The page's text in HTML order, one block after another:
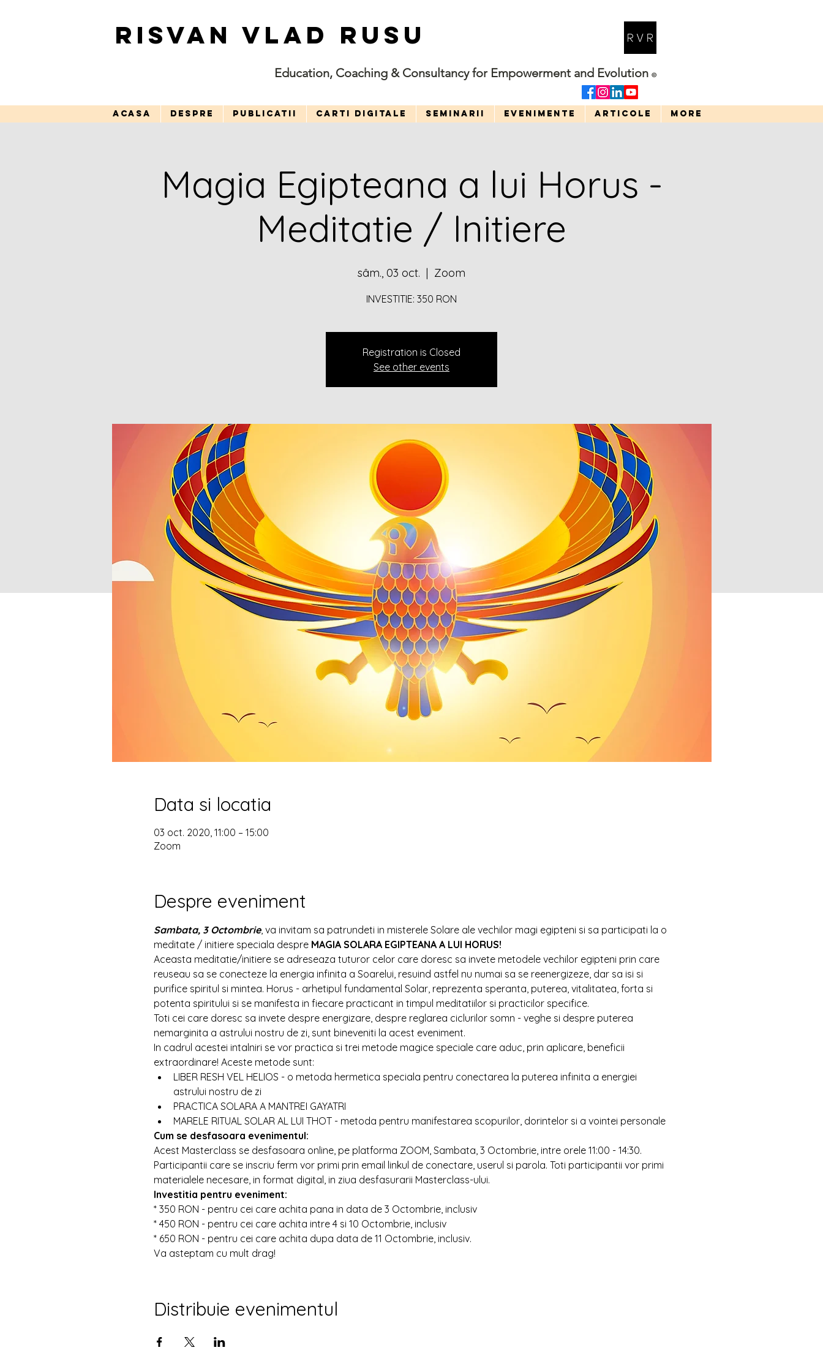
RISVAN VLAD RUSU
Education, Coaching & Consultancy for Empowerment and Evolution ©
ACASA DESPRE PUBLICATII CARTI DIGITALE SEMINARII EVENIMENTE ARTICOLE More
Magia Egipteana a lui Horus -
Meditatie / Initiere
sâm., 03 oct.
  |
Zoom
INVESTITIE: 350 RON
Registration is Closed
See other events
Data si locatia
03 oct. 2020, 11:00 – 15:00
Zoom
Despre eveniment
Sambata, 3 Octombrie, va invitam sa patrundeti in misterele Solare ale vechilor magi egipteni si sa participati la o
meditate / initiere speciala despre MAGIA SOLARA EGIPTEANA A LUI HORUS!
Aceasta meditatie/initiere se adreseaza tuturor celor care doresc sa invete metodele vechilor egipteni prin care
reuseau sa se conecteze la energia infinita a Soarelui, resuind astfel nu numai sa se reenergizeze, dar sa isi si
purifice spiritul si mintea. Horus - arhetipul fundamental Solar, reprezenta speranta, puterea, vitalitatea, forta si
potenta spiritului si se manifesta in fiecare practicant in timpul meditatiilor si practicilor specifice.
Toti cei care doresc sa invete despre energizare, despre reglarea ciclurilor somn - veghe si despre puterea
nemarginita a astrului nostru de zi, sunt bineveniti la acest eveniment.
In cadrul acestei intalniri se vor practica si trei metode magice speciale care aduc, prin aplicare, beneficii
extraordinare! Aceste metode sunt:
LIBER RESH VEL HELIOS - o metoda hermetica speciala pentru conectarea la puterea infinita a energiei
astrului nostru de zi
PRACTICA SOLARA A MANTREI GAYATRI
MARELE RITUAL SOLAR AL LUI THOT - metoda pentru manifestarea scopurilor, dorintelor si a vointei personale
Cum se desfasoara evenimentul:
Acest Masterclass se desfasoara online, pe platforma ZOOM, Sambata, 3 Octombrie, intre orele 11:00 - 14:30.
Participantii care se inscriu ferm vor primi prin email linkul de conectare, userul si parola. Toti participantii vor primi
materialele necesare, in format digital, in ziua desfasurarii Masterclass-ului.
Investitia pentru eveniment:
* 350 RON - pentru cei care achita pana in data de 3 Octombrie, inclusiv
* 450 RON - pentru cei care achita intre 4 si 10 Octombrie, inclusiv
* 650 RON - pentru cei care achita dupa data de 11 Octombrie, inclusiv.
Va asteptam cu mult drag!
Distribuie evenimentul